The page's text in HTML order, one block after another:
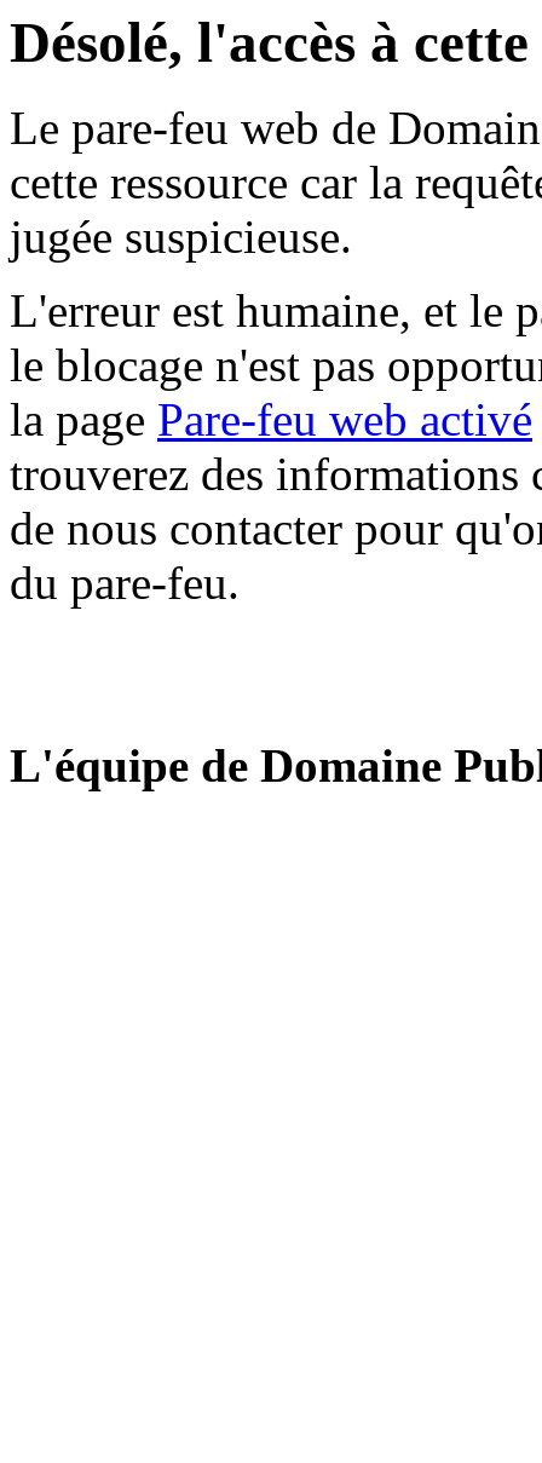
Désolé, l'accès à
Le pare-feu web de
cette ressource car la
jugée suspicieuse.
L'erreur est humaine, et le
le blocage n'est pas
la page Pare-feu web activé
trouverez des informations
de nous contacter pour
du pare-feu.
L'équipe de Domaine